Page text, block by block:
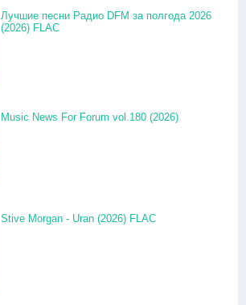
Лучшие песни Радио DFM за полгода 2026
(2026) FLAC
Music News For Forum vol.180 (2026)
Stive Morgan - Uran (2026) FLAC